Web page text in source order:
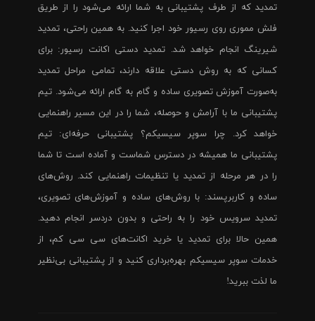
تمدید که از طرف پشتیبانی به شما ارائه می‌شود را از طریق
فلش مموری روی رسیور خود اجرا کنید. به همین راحتی، تمدید
شیرینگ انجام خواهد شد. تمدید دستی اکانت رسیور: برای
کسانی که به روش دستی علاقه دارند، تمامی مراحل تمدید
به‌صورت آموزش تصویری ساده و گام به گام ارائه می‌شود. تیم
پشتیبانی ما با آرامش و حوصله، شما را در این مسیر راهنمایی
خواهد کرد. چرا سوپر سیسیکم؟ پشتیبانی حرفه‌ای: تیم
پشتیبانی ما همیشه در دسترس شماست و آماده است تا شما
را در هر مرحله از تمدید یا تنظیمات راهنمایی کند. روش‌های
ساده و کاربرپسند: با روش‌های ساده و آموزش‌های تصویری،
تمدید سرویس خود را به راحتی و بدون دردسر انجام دهید.
همین حالا برای تمدید یا خرید اکانت‌های سی سی کم، از
خدمات سوپر سیسیکم بهره‌برداری کنید و از پشتیبانی بی‌نظیر
ما لذت ببرید!